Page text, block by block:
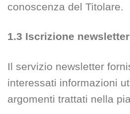
conoscenza del Titolare.
1.3 Iscrizione newsletter
Il servizio newsletter
interessati informazioni
argomenti trattati nella